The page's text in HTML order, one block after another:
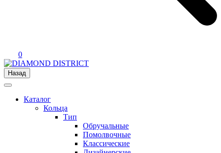
0
Назад
Каталог
Кольца
Тип
Обручальные
Помолвочные
Классические